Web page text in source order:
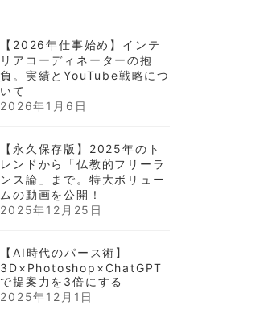
【2026年仕事始め】インテ
リアコーディネーターの抱
負。実績とYouTube戦略につ
いて
2026年1月6日
【永久保存版】2025年のト
レンドから「仏教的フリーラ
ンス論」まで。特大ボリュー
ムの動画を公開！
2025年12月25日
【AI時代のパース術】
3D×Photoshop×ChatGPT
で提案力を3倍にする
2025年12月1日